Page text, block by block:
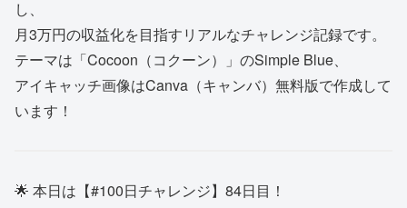
し、
月3万円の収益化を目指すリアルなチャレンジ記録です。
テーマは「Cocoon（コクーン）」のSimple Blue、
アイキャッチ画像はCanva（キャンバ）無料版で作成して
います！
🌟 本日は【#100日チャレンジ】84日目！